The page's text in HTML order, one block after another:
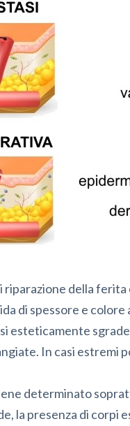
riparazione della ferita
di spessore e
esteticamente
In casi estremi
determinato
la presenza di corpi